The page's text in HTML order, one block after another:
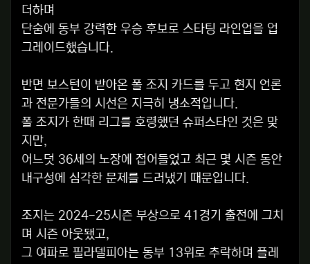
더하며
단숨에 동부 강력한 우승 후보로 스타팅 라인업을 업
그레이드했습니다.
반면 보스턴이 받아온 폴 조지 카드를 두고 현지 언론
과 전문가들의 시선은 지극히 냉소적입니다.
폴 조지가 한때 리그를 호령했던 슈퍼스타인 것은 맞
지만,
어느덧 36세의 노장에 접어들었고 최근 몇 시즌 동안
내구성에 심각한 문제를 드러냈기 때문입니다.
조지는 2024-25시즌 부상으로 41경기 출전에 그치
며 시즌 아웃됐고,
그 여파로 필라델피아는 동부 13위로 추락하며 플레